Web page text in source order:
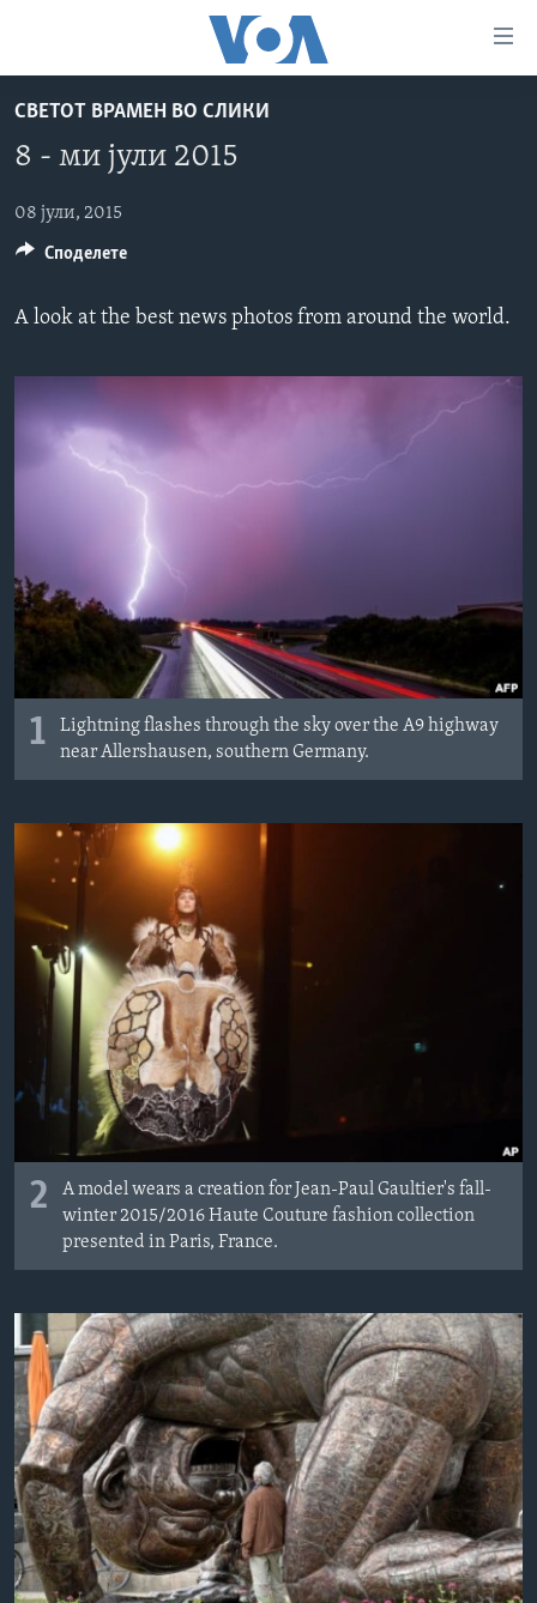
пристапност
на
содржина
Премини
страната
навигација
Пребарувај
РУБРИКИ
САД
МАКЕДОНИЈА
ЗДРАВЈЕ
НАУКА
УМЕТНОСТ И ЗАБАВА
ФОТОГАЛЕРИИ
ДОКУМЕНТАРЦИ
ВЕСТИ ОД САД ВО МИНУТА - АРХИВА
ИЗБОРИ ВО САД 2020 - АРХИВА
Learning English
НАКУСО...
Јазици
СВЕТОТ ВРАМЕН ВО СЛИКИ
8 - ми јули 2015
08 јули, 2015
A look at the best news photos from around the world.
1
Lightning flashes through the sky over the A9 highway
near Allershausen, southern Germany.
2
A model wears a creation for Jean-Paul Gaultier's fall-
winter 2015/2016 Haute Couture fashion collection
presented in Paris, France.
Споделете